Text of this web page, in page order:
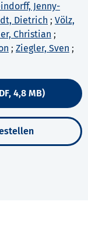
Jenny-
Dietrich ; Völz,
Christian ;
; Ziegler, Sven ;
4,8 MB)